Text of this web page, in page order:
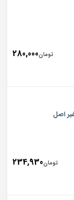
تومان280,000
تومان234,930